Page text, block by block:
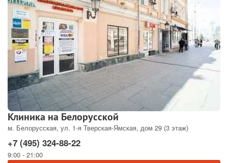
Клиника на Белорусской
м. Белорусская, ул. 1-я Тверская-Ямская, дом 29 (3 этаж)
+7 (495) 324-88-22
9:00 - 21:00